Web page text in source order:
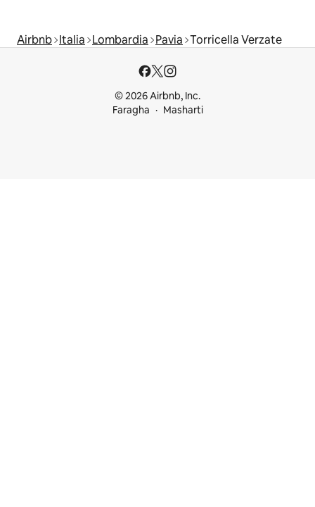
Airbnb Italia Lombardia Pavia Torricella Verzate
© 2026 Airbnb, Inc.
Faragha
Masharti